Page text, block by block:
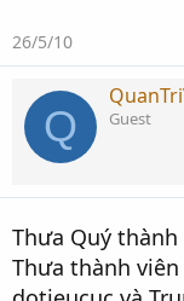
26/5/10
Q Guest
Thưa Quý
Thưa thành